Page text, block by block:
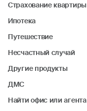
Страхование квартиры
Ипотека
Путешествие
Несчастный случай
Другие продукты
ДМС
Найти офис или агента